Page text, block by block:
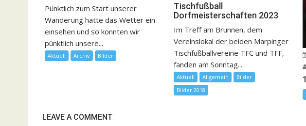
Pünktlich zum Start unserer
Wanderung hatte das Wetter ein
einsehen und so konnten wir
pünktlich unsere...
Aktuell Archiv Bilder
Tischfußball
Dorfmeisterschaften 2023
Im Treff am Brunnen, dem
Vereinslokal der beiden Marpinger
Tischfußballvereine TFC und TFF,
fanden am Sonntag...
Aktuell Allgemein
Bilder
Bilder 2018
LEAVE A COMMENT